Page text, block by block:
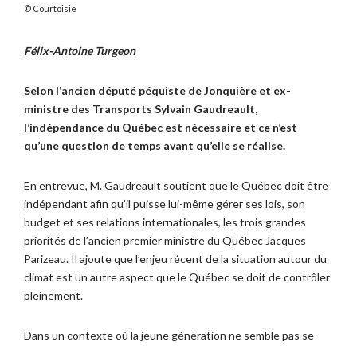
Courtoisie
Félix-Antoine Turgeon
Selon l’ancien député péquiste de Jonquière et ex-
ministre des Transports Sylvain Gaudreault,
l’indépendance du Québec est nécessaire et ce n’est
qu’une question de temps avant qu’elle se réalise.
En entrevue, M. Gaudreault soutient que le Québec doit être
indépendant afin qu’il puisse lui-même gérer ses lois, son
budget et ses relations internationales, les trois grandes
priorités de l’ancien premier ministre du Québec Jacques
Parizeau. Il ajoute que l’enjeu récent de la situation autour du
climat est un autre aspect que le Québec se doit de contrôler
pleinement.
Dans un contexte où la jeune génération ne semble pas se